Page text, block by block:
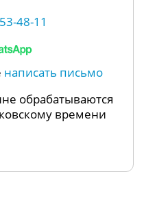
48-11
написать письмо
обрабатываются
времени